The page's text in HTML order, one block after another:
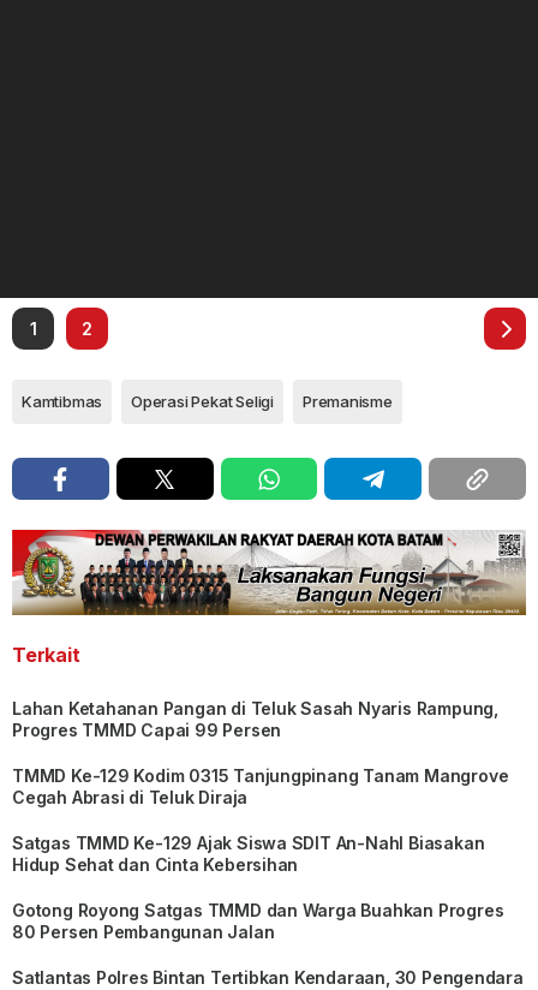
1 2
Kamtibmas Operasi Pekat Seligi Premanisme
Terkait
Lahan Ketahanan Pangan di Teluk Sasah Nyaris Rampung,
Progres TMMD Capai 99 Persen
TMMD Ke-129 Kodim 0315 Tanjungpinang Tanam Mangrove
Cegah Abrasi di Teluk Diraja
Satgas TMMD Ke-129 Ajak Siswa SDIT An-Nahl Biasakan
Hidup Sehat dan Cinta Kebersihan
Gotong Royong Satgas TMMD dan Warga Buahkan Progres
80 Persen Pembangunan Jalan
Satlantas Polres Bintan Tertibkan Kendaraan, 30 Pengendara